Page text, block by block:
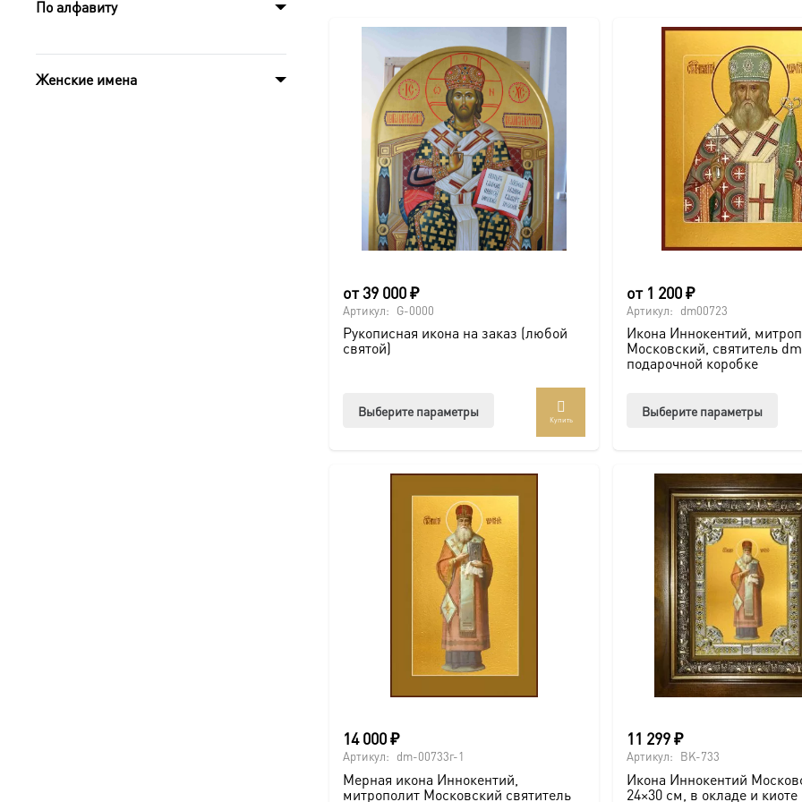
По алфавиту
Женские имена
от39 000₽
Артикул: G-0000
Рукописная икона на заказ (любой
святой)
Выберите параметры
на
Купить
от 1 200₽
Артикул: dm00723
Икона Иннокентий,
Московский, святитель
подарочной коробке
Выберите параметры
на
14 000₽
Артикул: dm-00733г-1
Мерная икона Иннокентий,
митрополит Московский святитель
11 299₽
Артикул: BK-733
Икона Иннокентий
24×30 см, в окладе и